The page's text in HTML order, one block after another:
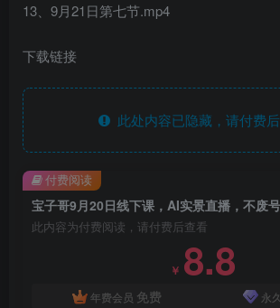
13、9月21日第七节.mp4
下载链接
此处内容已隐藏，请付费
此内容为付费阅读，请付费后查看
￥ 8.8
年费会员 免费 永
付费阅读